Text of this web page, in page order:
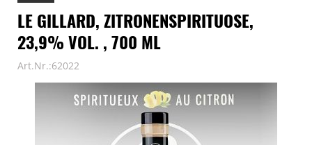
LE GILLARD, ZITRONENSPIRITUOSE,
23,9% VOL. , 700 ML
Art.Nr.:62022